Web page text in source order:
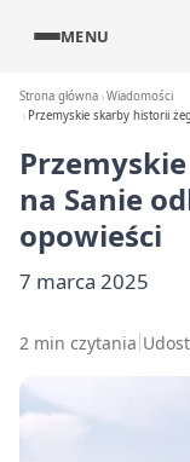
MENU
Strona główna Wiadomości
Przemyskie skarby historii
na Sanie
opowieści
7 marca 2025
2 min czytania